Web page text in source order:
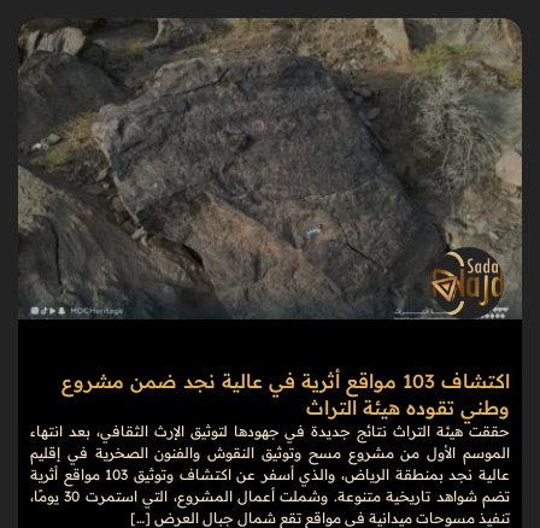
اكتشاف 103 مواقع أثرية في عالية نجد ضمن مشروع
وطني تقوده هيئة التراث
حققت هيئة التراث نتائج جديدة في جهودها لتوثيق الإرث الثقافي، بعد انتهاء
الموسم الأول من مشروع مسح وتوثيق النقوش والفنون الصخرية في إقليم
عالية نجد بمنطقة الرياض، والذي أسفر عن اكتشاف وتوثيق 103 مواقع أثرية
تضم شواهد تاريخية متنوعة. وشملت أعمال المشروع، التي استمرت 30 يومًا،
تنفيذ مسوحات ميدانية في مواقع تقع شمال جبال العرض […]